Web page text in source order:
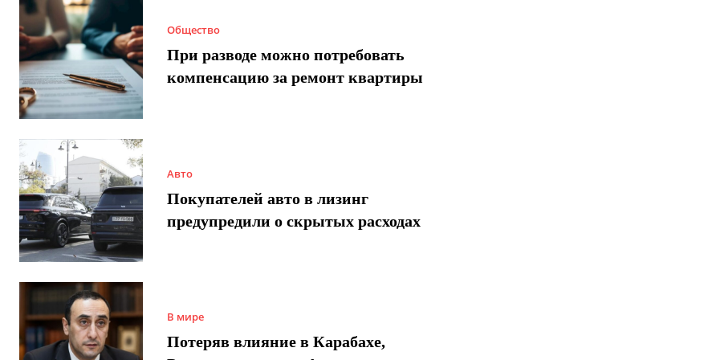
Общество
При разводе можно потребовать
компенсацию за ремонт квартиры
Авто
Покупателей авто в лизинг
предупредили о скрытых расходах
В мире
Потеряв влияние в Карабахе,